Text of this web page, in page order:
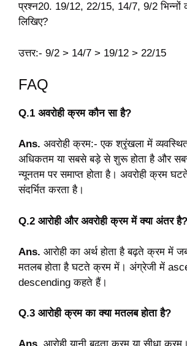
प्रश्न20. 19/12, 22/15, 14/7, 9/2 भिन्नों
लिखिए?
उत्तर:- 9/2 > 14/7 > 19/12 > 22/15
FAQ
Q.1 अवरोही क्रम कौन सा है?
Ans. अवरोही क्रम:- एक श्रृंखला में
अधिकतम या सबसे बड़े से शुरू होता है और
न्यूनतम पर समाप्त होता है। अवरोही क्रम
संदर्भित करता है।
Q.2 आरोही और अवरोही क्रम में क्या अंतर है?
Ans. आरोही का अर्थ होता है बढ़ते क्रम में
मतलब होता है घटते क्रम में। अंग्रेजी में
descending कहते हैं।
Q.3 आरोही क्रम का क्या मतलब होता है?